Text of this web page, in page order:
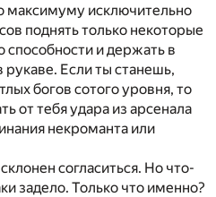
максимуму исключительно
поднять только некоторые
способности и держать в
рукаве. Если ты станешь,
богов сотого уровня, то
от тебя удара из арсенала
некроманта или
согласиться. Но что-
задело. Только что именно?